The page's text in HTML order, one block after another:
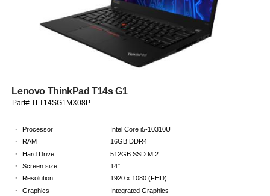
Lenovo ThinkPad T14s G1
Part# TLT14SG1MX08P
· Processor Intel Core i5-10310U
· RAM 16GB DDR4
· Hard Drive 512GB SSD M.2
· Screen size 14"
· Resolution 1920 x 1080 (FHD)
· Graphics Integrated Graphics